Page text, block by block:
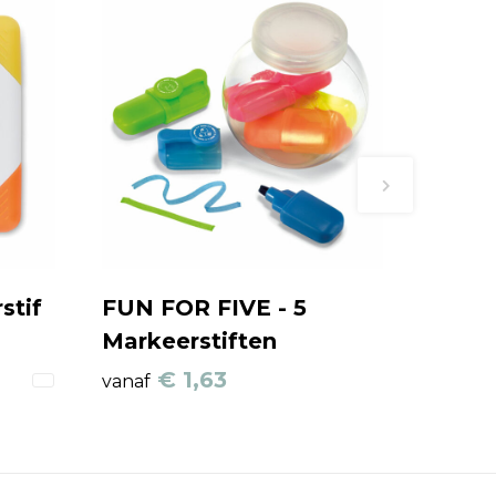
FUN FOR FIVE - 5
Markeerstiften
vanaf € 1,63